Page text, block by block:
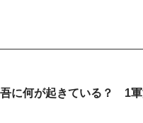
吾に何が起きている？ 1